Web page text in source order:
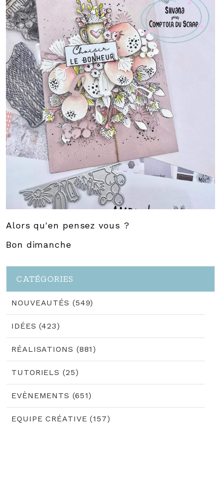
Alors qu'en pensez vous ?
Bon dimanche
CATÉGORIES
NOUVEAUTÉS (549)
IDÉES (423)
RÉALISATIONS (881)
TUTORIELS (25)
EVÈNEMENTS (651)
EQUIPE CRÉATIVE (157)